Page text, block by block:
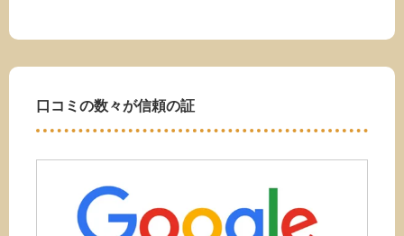
口コミの数々が信頼の証